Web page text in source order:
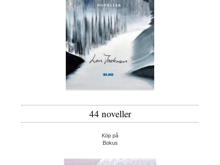
44 noveller
Köp på
Bokus